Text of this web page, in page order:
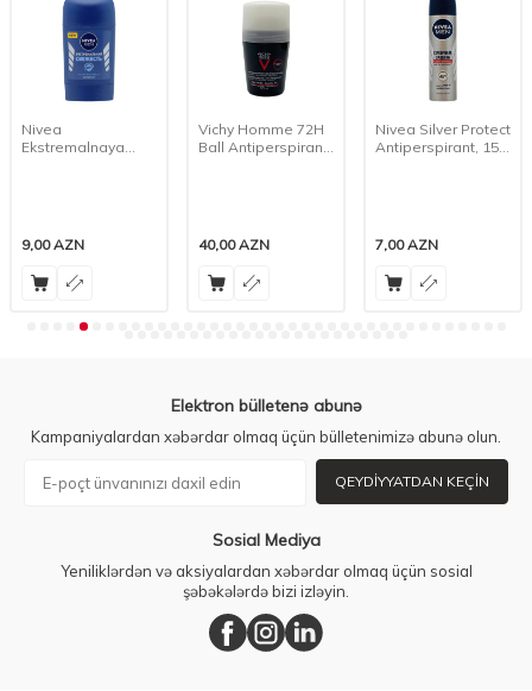
Nivea
Ekstremalnaya
9,00AZN
Vichy Homme 72H
Ball Antiperspirant
40,00AZN
Nivea Silver Protect
Antiperspirant, 150
7,00AZN
Elektron bülletenə abunə
Kampaniyalardan xəbərdar olmaq üçün bülletenimizə abunə olun.
QEYDIYYATDAN KEÇIN
Sosial Mediya
Yeniliklərdən və aksiyalardan xəbərdar olmaq üçün sosial
şəbəkələrdə bizi izləyin.